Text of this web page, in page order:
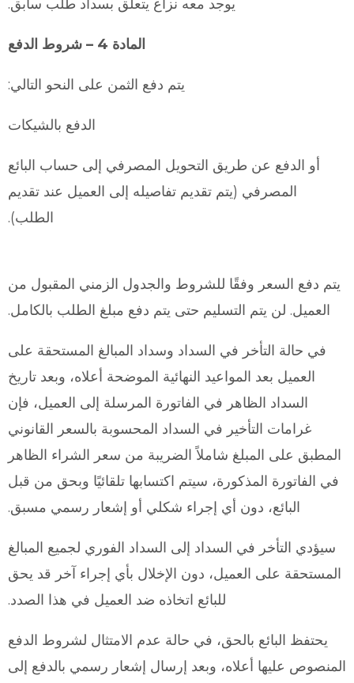
يوجد معه نزاع يتعلق بسداد طلب سابق.
المادة 4 – شروط الدفع
يتم دفع الثمن على النحو التالي:
الدفع بالشيكات
أو الدفع عن طريق التحويل المصرفي إلى حساب البائع
المصرفي (يتم تقديم تفاصيله إلى العميل عند تقديم
الطلب).
يتم دفع السعر وفقًا للشروط والجدول الزمني المقبول من
العميل. لن يتم التسليم حتى يتم دفع مبلغ الطلب بالكامل.
في حالة التأخر في السداد وسداد المبالغ المستحقة على
العميل بعد المواعيد النهائية الموضحة أعلاه، وبعد تاريخ
السداد الظاهر في الفاتورة المرسلة إلى العميل، فإن
غرامات التأخير في السداد المحسوبة بالسعر القانوني
المطبق على المبلغ شاملاً الضريبة من سعر الشراء الظاهر
في الفاتورة المذكورة، سيتم اكتسابها تلقائيًا وبحق من قبل
البائع، دون أي إجراء شكلي أو إشعار رسمي مسبق.
سيؤدي التأخر في السداد إلى السداد الفوري لجميع المبالغ
المستحقة على العميل، دون الإخلال بأي إجراء آخر قد يحق
للبائع اتخاذه ضد العميل في هذا الصدد.
يحتفظ البائع بالحق، في حالة عدم الامتثال لشروط الدفع
المنصوص عليها أعلاه، وبعد إرسال إشعار رسمي بالدفع إلى